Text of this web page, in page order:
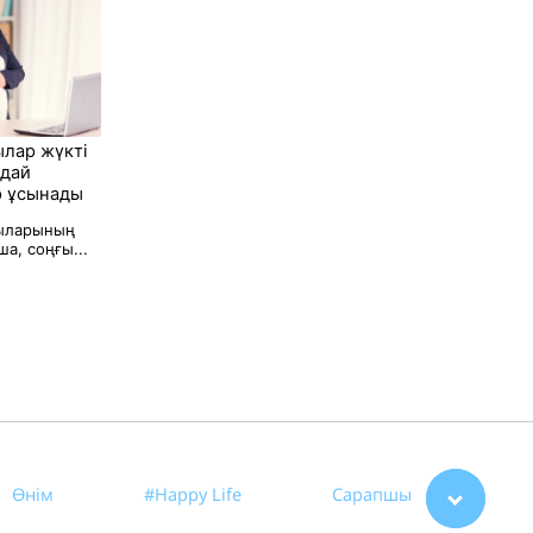
жүкті
ұсынады
соңғы...
Өнім #Happy Life Сарапшы